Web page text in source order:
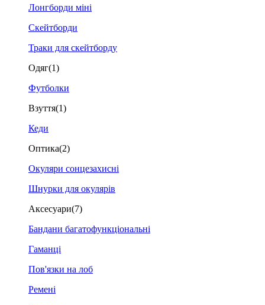
Лонгборди міні
Скейтборди
Траки для скейтборду
Одяг(1)
Футболки
Взуття(1)
Кеди
Оптика(2)
Окуляри сонцезахисні
Шнурки для окулярів
Аксесуари(7)
Бандани багатофункціональні
Гаманці
Пов'язки на лоб
Ремені